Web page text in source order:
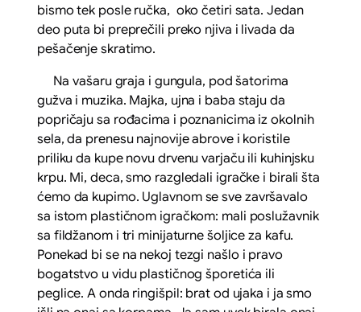
bismo tek posle ručka, oko četiri sata. Jedan
deo puta bi preprečili preko njiva i livada da
pešačenje skratimo.
Na vašaru graja i gungula, pod šatorima
gužva i muzika. Majka, ujna i baba staju da
popričaju sa rođacima i poznanicima iz okolnih
sela, da prenesu najnovije abrove i koristile
priliku da kupe novu drvenu varjaču ili kuhinjsku
krpu. Mi, deca, smo razgledali igračke i birali šta
ćemo da kupimo. Uglavnom se sve završavalo
sa istom plastičnom igračkom: mali poslužavnik
sa fildžanom i tri minijaturne šoljice za kafu.
Ponekad bi se na nekoj tezgi našlo i pravo
bogatstvo u vidu plastičnog šporetića ili
peglice. A onda ringišpil: brat od ujaka i ja smo